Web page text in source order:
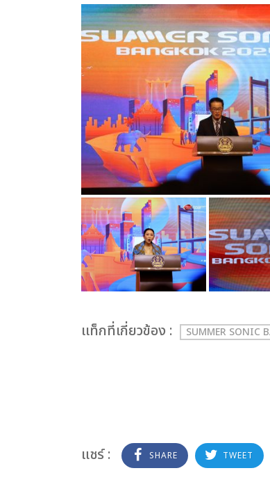
เเท็กที่เกี่ยวข้อง : SUMMER SONIC
แชร์ : SHARE TWEET